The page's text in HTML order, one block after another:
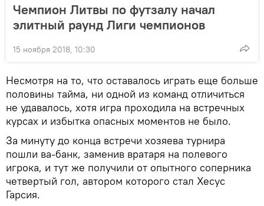
Чемпион Литвы по футзалу начал
элитный раунд Лиги чемпионов
15 ноября 2018, 10:30
Несмотря на то, что оставалось играть еще больше
половины тайма, ни одной из команд отличиться
не удавалось, хотя игра проходила на встречных
курсах и избытка опасных моментов не было.
За минуту до конца встречи хозяева турнира
пошли ва-банк, заменив вратаря на полевого
игрока, и тут же получили от опытного соперника
четвертый гол, автором которого стал Хесус
Гарсия.